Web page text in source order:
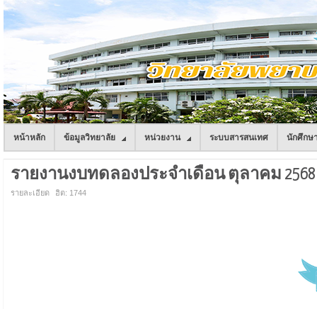
หน้าหลัก ข้อมูลวิทยาลัย หน่วยงาน ระบบสารสนเทศ นักศึกษ
รายงานงบทดลองประจำเดือน ตุลาคม 2568
รายละเอียด ฮิต: 1744